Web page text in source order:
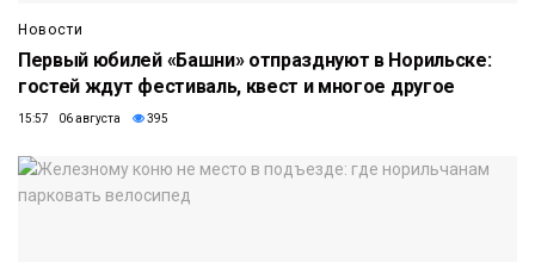
Новости
Первый юбилей «Башни» отпразднуют в Норильске:
гостей ждут фестиваль, квест и многое другое
15:57 06 августа 395